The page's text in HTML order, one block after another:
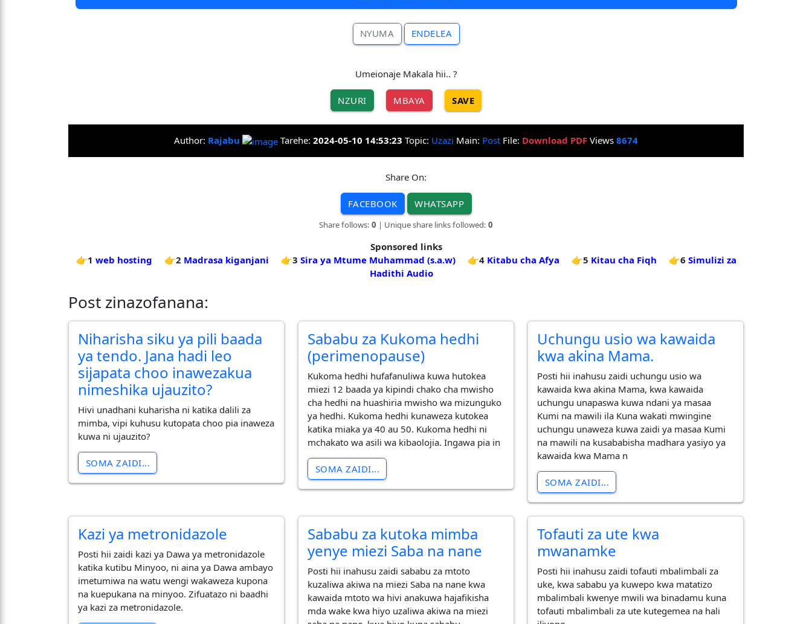
NYUMA ENDELEA
Umeionaje Makala hii.. ?
NZURI MBAYA SAVE
Author: Rajabu Tarehe: 2024-05-10 14:53:23 Topic: Uzazi Main: Post File: Download PDF Views 8674
Share On:
FACEBOOK WHATSAPP
Share follows: 0 | Unique share links followed: 0
Sponsored links
👉1 web hosting 👉2 Madrasa kiganjani 👉3 Sira ya Mtume Muhammad (s.a.w) 👉4 Kitabu cha Afya 👉5 Kitau cha Fiqh 👉6 Simulizi za
Hadithi Audio
Post zinazofanana:
Niharisha siku ya pili baada
ya tendo. Jana hadi leo
sijapata choo inawezakua
nimeshika ujauzito?
Hivi unadhani kuharisha ni katika dalili za
mimba, vipi kuhusu kutopata choo pia inaweza
kuwa ni ujauzito?
SOMA ZAIDI...
Sababu za Kukoma hedhi
(perimenopause)
Kukoma hedhi hufafanuliwa kuwa hutokea
miezi 12 baada ya kipindi chako cha mwisho
cha hedhi na huashiria mwisho wa mizunguko
ya hedhi. Kukoma hedhi kunaweza kutokea
katika miaka ya 40 au 50. Kukoma hedhi ni
mchakato wa asili wa kibaolojia. Ingawa pia in
SOMA ZAIDI...
Uchungu usio wa kawaida
kwa akina Mama.
Posti hii inahusu zaidi uchungu usio wa
kawaida kwa akina Mama, kwa kawaida
uchungu unapaswa kuwa ndani ya masaa
Kumi na mawili ila Kuna wakati mwingine
uchungu unaweza kuwa zaidi ya masaa Kumi
na mawili na kusababisha madhara yasiyo ya
kawaida kwa Mama n
SOMA ZAIDI...
Kazi ya metronidazole
Posti hii zaidi kazi ya Dawa ya metronidazole
katika kutibu Minyoo, ni aina ya Dawa ambayo
imetumiwa na watu wengi wakaweza kupona
na kuepukana na minyoo. Zifuatazo ni baadhi
ya kazi za metronidazole.
Sababu za kutoka mimba
yenye miezi Saba na nane
Posti hii inahusu zaidi sababu za mtoto
kuzaliwa akiwa na miezi Saba na nane kwa
kawaida mtoto wa hivi anakuwa hajafikisha
mda wake kwa hiyo uzaliwa akiwa na miezi
Tofauti za ute kwa
mwanamke
Posti hii inahusu zaidi tofauti mbalimbali za
uke, kwa sababu ya kuwepo kwa matatizo
mbalimbali kwenye mwili wa binadamu kuna
tofauti mbalimbali za ute kutegemea na hali